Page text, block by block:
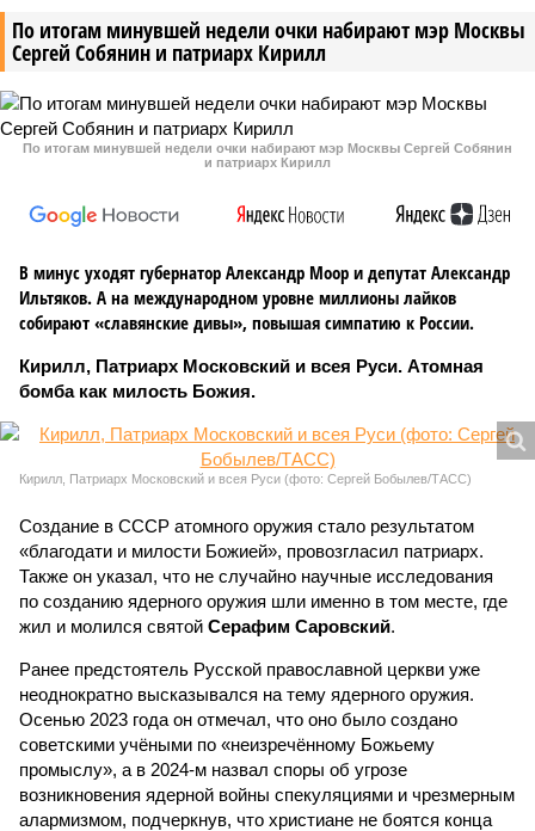
По итогам минувшей недели очки набирают мэр Москвы
Сергей Собянин и патриарх Кирилл
По итогам минувшей недели очки набирают мэр Москвы Сергей Собянин
и патриарх Кирилл
В минус уходят губернатор Александр Моор и депутат Александр
Ильтяков. А на международном уровне миллионы лайков
собирают «славянские дивы», повышая симпатию к России.
Кирилл, Патриарх Московский и всея Руси. Атомная
бомба как милость Божия.
Кирилл, Патриарх Московский и всея Руси (фото: Сергей Бобылев/ТАСС)
Создание в СССР атомного оружия стало результатом
«благодати и милости Божией», провозгласил патриарх.
Также он указал, что не случайно научные исследования
по созданию ядерного оружия шли именно в том месте, где
жил и молился святой Серафим Саровский.
Ранее предстоятель Русской православной церкви уже
неоднократно высказывался на тему ядерного оружия.
Осенью 2023 года он отмечал, что оно было создано
советскими учёными по «неизречённому Божьему
промыслу», а в 2024-м назвал споры об угрозе
возникновения ядерной войны спекуляциями и чрезмерным
алармизмом, подчеркнув, что христиане не боятся конца